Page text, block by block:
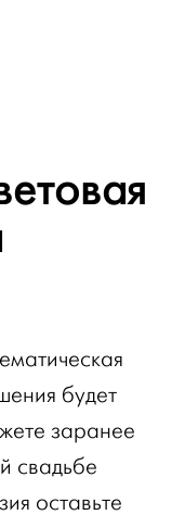
будет
заранее
свадьбе
оставьте